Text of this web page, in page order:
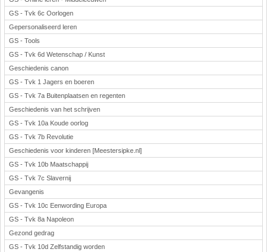
GS - Tvk 6c Oorlogen
Gepersonaliseerd leren
GS - Tools
GS - Tvk 6d Wetenschap / Kunst
Geschiedenis canon
GS - Tvk 1 Jagers en boeren
GS - Tvk 7a Buitenplaatsen en regenten
Geschiedenis van het schrijven
GS - Tvk 10a Koude oorlog
GS - Tvk 7b Revolutie
Geschiedenis voor kinderen [Meestersipke.nl]
GS - Tvk 10b Maatschappij
GS - Tvk 7c Slavernij
Gevangenis
GS - Tvk 10c Eenwording Europa
GS - Tvk 8a Napoleon
Gezond gedrag
GS - Tvk 10d Zelfstandig worden